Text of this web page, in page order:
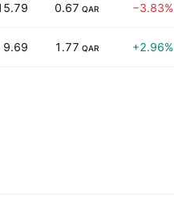
0.67 QAR −3.83%
9.69 1.77 QAR +2.96%